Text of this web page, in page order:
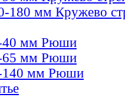
180 мм Кружево
40 мм Рюши
65 мм Рюши
140 мм Рюши